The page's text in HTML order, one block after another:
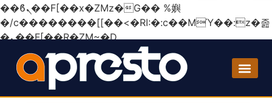
��ϐܢ��F[��x�ZMz�G�� %嬩
�/c��������[[��<�RI:�:c��MΎ��:z�졾
�ܢ��F[��R�ZM~�D